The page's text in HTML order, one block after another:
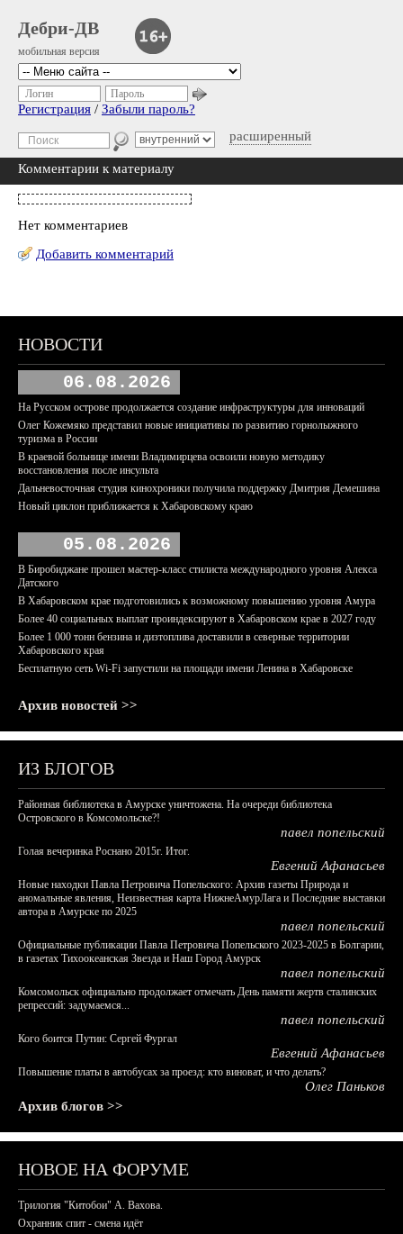
Дебри-ДВ
мобильная версия
расширенный
Логин Пароль
Регистрация / Забыли пароль?
Комментарии к материалу
Нет комментариев
Добавить комментарий
НОВОСТИ
06.08.2026
На Русском острове продолжается создание инфраструктуры для инноваций
Олег Кожемяко представил новые инициативы по развитию горнолыжного
туризма в России
В краевой больнице имени Владимирцева освоили новую методику
восстановления после инсульта
Дальневосточная студия кинохроники получила поддержку Дмитрия Демешина
Новый циклон приближается к Хабаровскому краю
05.08.2026
В Биробиджане прошел мастер-класс стилиста международного уровня Алекса
Датского
В Хабаровском крае подготовились к возможному повышению уровня Амура
Более 40 социальных выплат проиндексируют в Хабаровском крае в 2027 году
Более 1 000 тонн бензина и дизтоплива доставили в северные территории
Хабаровского края
Бесплатную сеть Wi-Fi запустили на площади имени Ленина в Хабаровске
Архив новостей >>
ИЗ БЛОГОВ
Районная библиотека в Амурске уничтожена. На очереди библиотека
Островского в Комсомольске?!
павел попельский
Голая вечеринка Роснано 2015г. Итог.
Евгений Афанасьев
Новые находки Павла Петровича Попельского: Архив газеты Природа и
аномальные явления, Неизвестная карта НижнеАмурЛага и Последние выставки
автора в Амурске по 2025
павел попельский
Официальные публикации Павла Петровича Попельского 2023-2025 в Болгарии,
в газетах Тихоокеанская Звезда и Наш Город Амурск
павел попельский
Комсомольск официально продолжает отмечать День памяти жертв сталинских
репрессий: задумаемся...
павел попельский
Кого боится Путин: Сергей Фургал
Евгений Афанасьев
Повышение платы в автобусах за проезд: кто виноват, и что делать?
Олег Паньков
Архив блогов >>
НОВОЕ НА ФОРУМЕ
Трилогия "Китобои" А. Вахова.
Охранник спит - смена идёт